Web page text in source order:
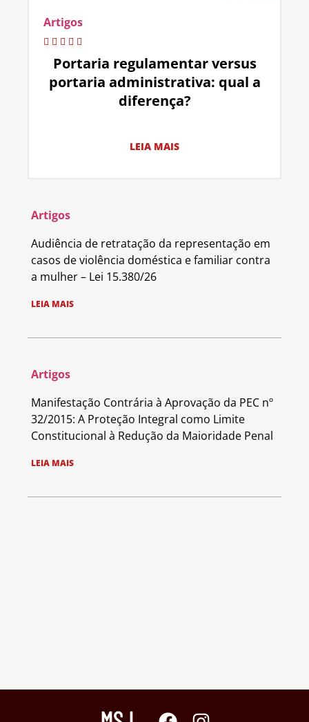
Artigos
Portaria regulamentar versus
portaria administrativa: qual a
diferença?
LEIA MAIS
Artigos
Audiência de retratação da representação em
casos de violência doméstica e familiar contra
a mulher – Lei 15.380/26
LEIA MAIS
Artigos
Manifestação Contrária à Aprovação da PEC nº
32/2015: A Proteção Integral como Limite
Constitucional à Redução da Maioridade Penal
LEIA MAIS